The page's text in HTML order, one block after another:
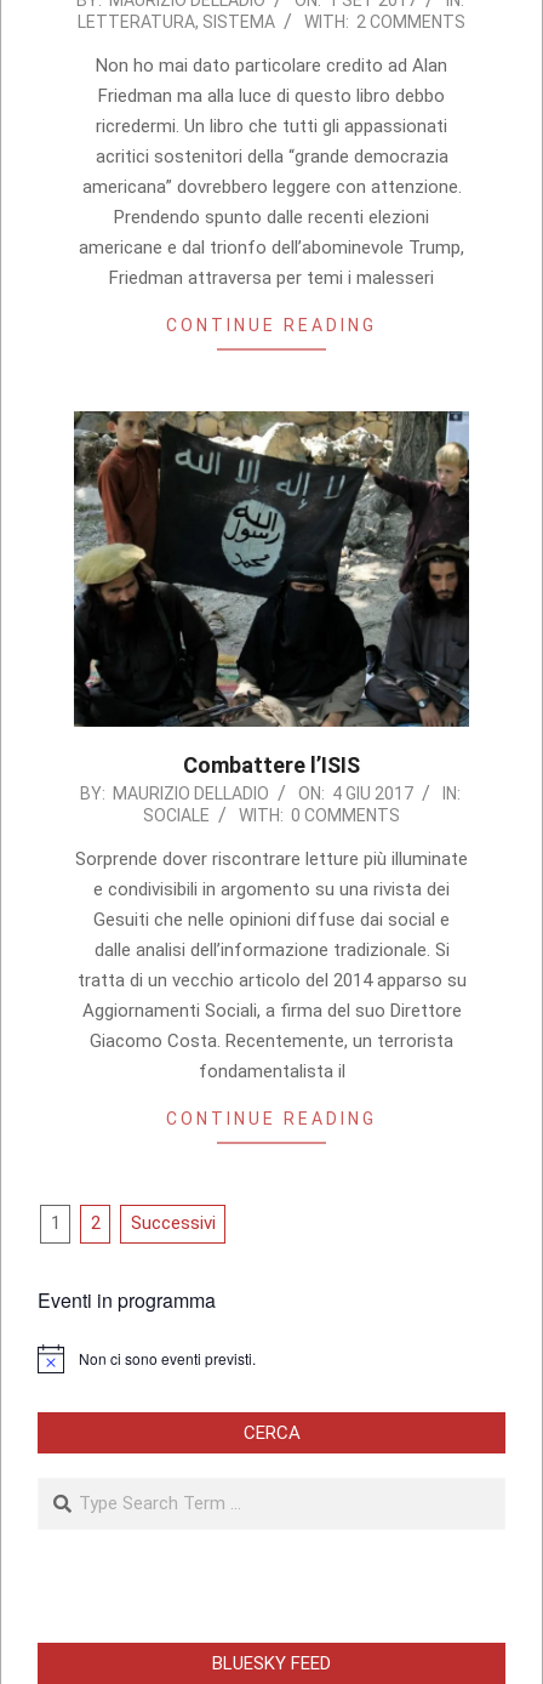
09-LETTERATURA, SISTEMA WITH: 2 COMMENTS
Non ho mai dato particolare credito ad Alan
Friedman ma alla luce di questo libro debbo
ricredermi. Un libro che tutti gli appassionati
acritici sostenitori della “grande democrazia
americana” dovrebbero leggere con attenzione.
Prendendo spunto dalle recenti elezioni
americane e dal trionfo dell’abominevole Trump,
Friedman attraversa per temi i malesseri
CONTINUE READING
Combattere l’ISIS
2017-
04
BY: MAURIZIO DELLADIO ON: 4 GIU 2017
IN:
SOCIALE
WITH: 0 COMMENTS
Sorprende dover riscontrare letture più illuminate
e condivisibili in argomento su una rivista dei
Gesuiti che nelle opinioni diffuse dai social e
dalle analisi dell’informazione tradizionale. Si
tratta di un vecchio articolo del 2014 apparso su
Aggiornamenti Sociali, a firma del suo Direttore
Giacomo Costa. Recentemente, un terrorista
fondamentalista il
CONTINUE READING
Paginazione
articoli
1 2 Successivi
Eventi in programma
Notice Non ci sono eventi previsti.
CERCA
Search
BLUESKY FEED